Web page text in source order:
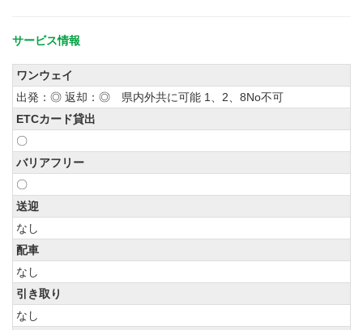
サービス情報
ワンウェイ
出発：◎ 返却：◎ 県内外共に可能 1、2、8No不可
ETCカード貸出
〇
バリアフリー
〇
送迎
なし
配車
なし
引き取り
なし